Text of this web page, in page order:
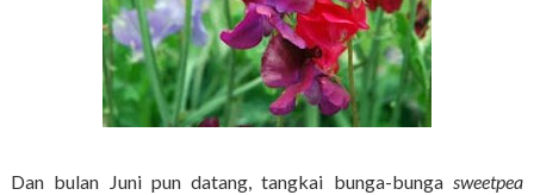
Dan bulan Juni pun datang, tangkai bunga-bungasweetpea